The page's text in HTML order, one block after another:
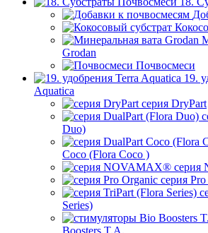
Grodan
Почвосмеси
19.
Aquatica
серия DryPart
Duo)
Coco (Flora Coco )
серия
Series)
Boosters T.A.